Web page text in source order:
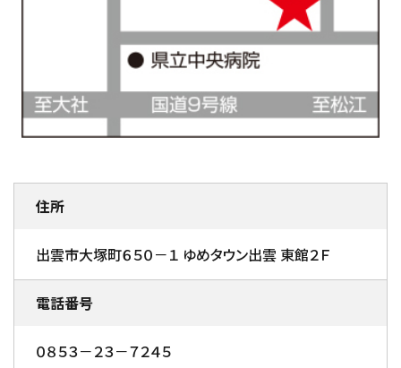
住所
出雲市大塚町６５０－１ ゆめタウン出雲 東館２Ｆ
電話番号
０８５３－２３－７２４５